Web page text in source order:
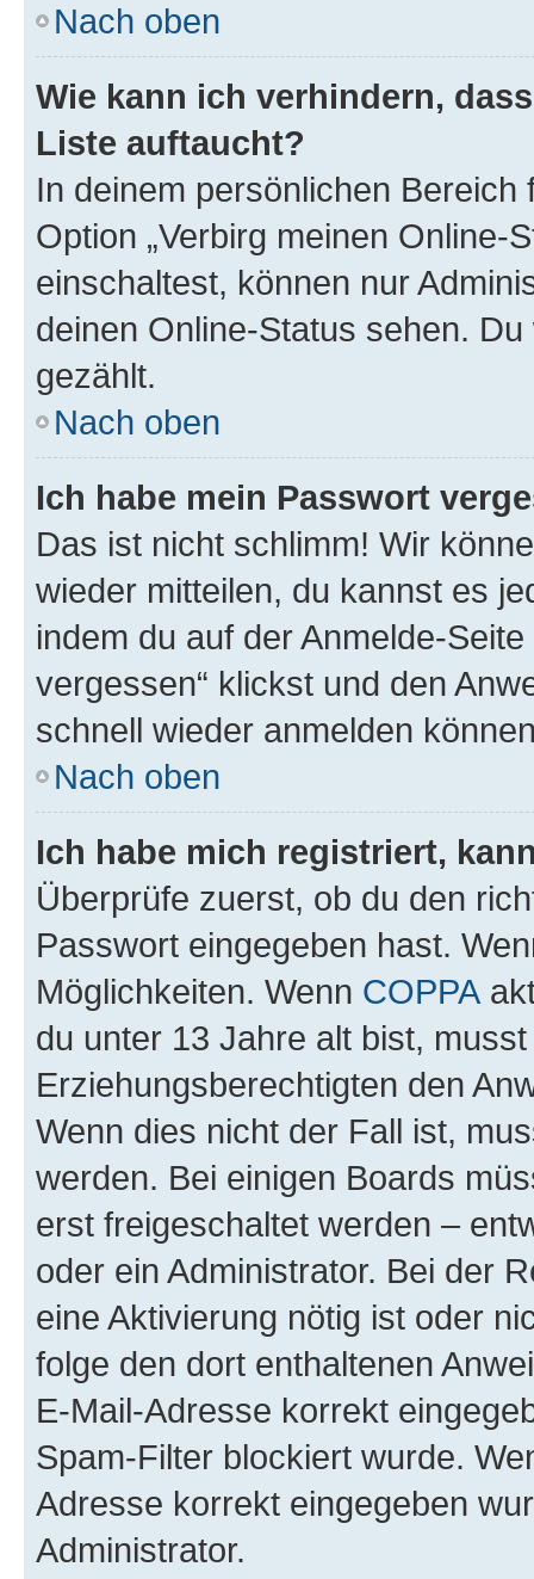
Nach oben
Wie kann ich verhindern,
Liste auftaucht?
In deinem persönlichen
Option „Verbirg meinen Online-
einschaltest, können nur
deinen Online-Status sehen.
gezählt.
Nach oben
Ich habe mein Passwort
Das ist nicht schlimm! Wir
wieder mitteilen, du kannst es
indem du auf der Anmelde-
vergessen“ klickst und den
schnell wieder anmelden
Nach oben
Ich habe mich registriert,
Überprüfe zuerst, ob du den
Passwort eingegeben hast.
Möglichkeiten. Wenn COPPA
du unter 13 Jahre alt bist,
Erziehungsberechtigten den
Wenn dies nicht der Fall ist,
werden. Bei einigen Boards
erst freigeschaltet werden –
oder ein Administrator. Bei der
eine Aktivierung nötig ist oder
folge den dort enthaltenen
E-Mail-Adresse korrekt
Spam-Filter blockiert wurde.
Adresse korrekt eingegeben
Administrator.